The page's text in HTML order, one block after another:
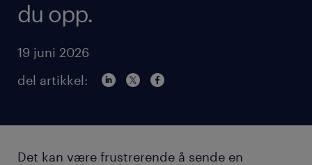
du opp.
19 juni 2026
del artikkel:
Det kan være frustrerende å sende en